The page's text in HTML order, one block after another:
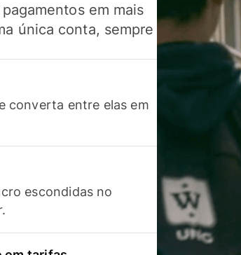
em mais
única conta, sempre
converta entre elas em
escondidas no